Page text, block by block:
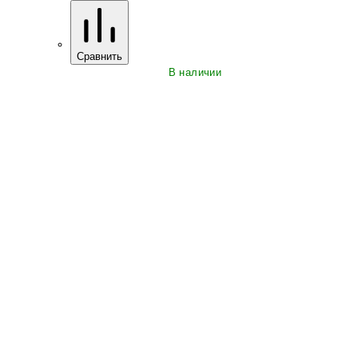
Сравнить
В наличии